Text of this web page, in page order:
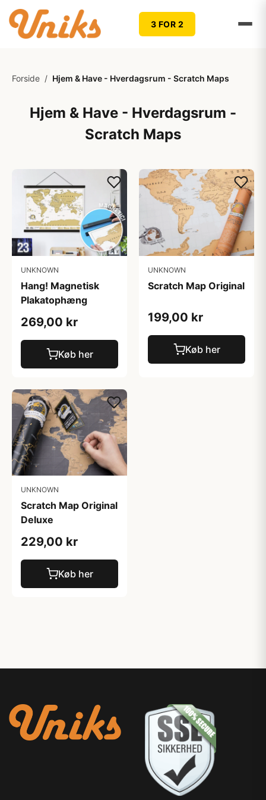
3 FOR 2
Forside / Hjem & Have - Hverdagsrum - Scratch Maps
Hjem & Have - Hverdagsrum -
Scratch Maps
UNKNOWN
Hang! Magnetisk
Plakatophæng
269,00 kr
Køb her
UNKNOWN
Scratch Map Original
199,00 kr
Køb her
UNKNOWN
Scratch Map Original
Deluxe
229,00 kr
Køb her